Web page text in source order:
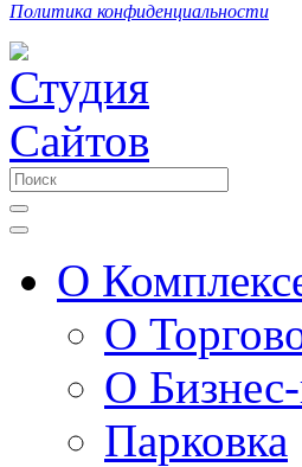
Политика конфиденциальности
О
О
О
Парковка